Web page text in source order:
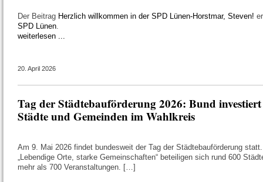
Der Beitrag Herzlich willkommen in der SPD Lünen-Horstmar, Steven!
SPD Lünen.
weiterlesen ...
20. April 2026
Tag der Städtebauförderung 2026: Bund
Städte und Gemeinden im Wahlkreis
Am 9. Mai 2026 findet bundesweit der Tag der Städtebauförderung
„Lebendige Orte, starke Gemeinschaften“ beteiligen sich rund 600
mehr als 700 Veranstaltungen. […]